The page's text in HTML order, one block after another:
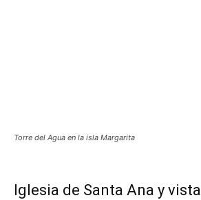
Torre del Agua en la isla Margarita
Iglesia de Santa Ana y